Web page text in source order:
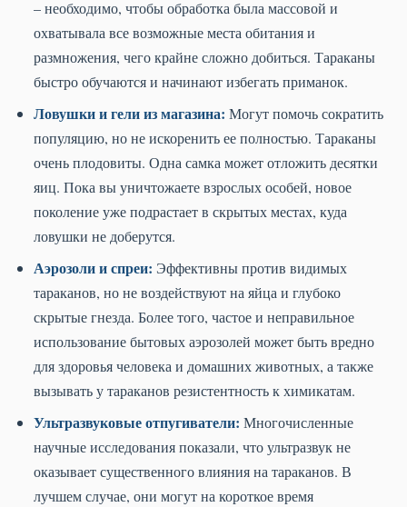
– необходимо, чтобы обработка была массовой и
охватывала все возможные места обитания и
размножения, чего крайне сложно добиться. Тараканы
быстро обучаются и начинают избегать приманок.
Ловушки и гели из магазина: Могут помочь сократить
популяцию, но не искоренить ее полностью. Тараканы
очень плодовиты. Одна самка может отложить десятки
яиц. Пока вы уничтожаете взрослых особей, новое
поколение уже подрастает в скрытых местах, куда
ловушки не доберутся.
Аэрозоли и спреи: Эффективны против видимых
тараканов, но не воздействуют на яйца и глубоко
скрытые гнезда. Более того, частое и неправильное
использование бытовых аэрозолей может быть вредно
для здоровья человека и домашних животных, а также
вызывать у тараканов резистентность к химикатам.
Ультразвуковые отпугиватели: Многочисленные
научные исследования показали, что ультразвук не
оказывает существенного влияния на тараканов. В
лучшем случае, они могут на короткое время